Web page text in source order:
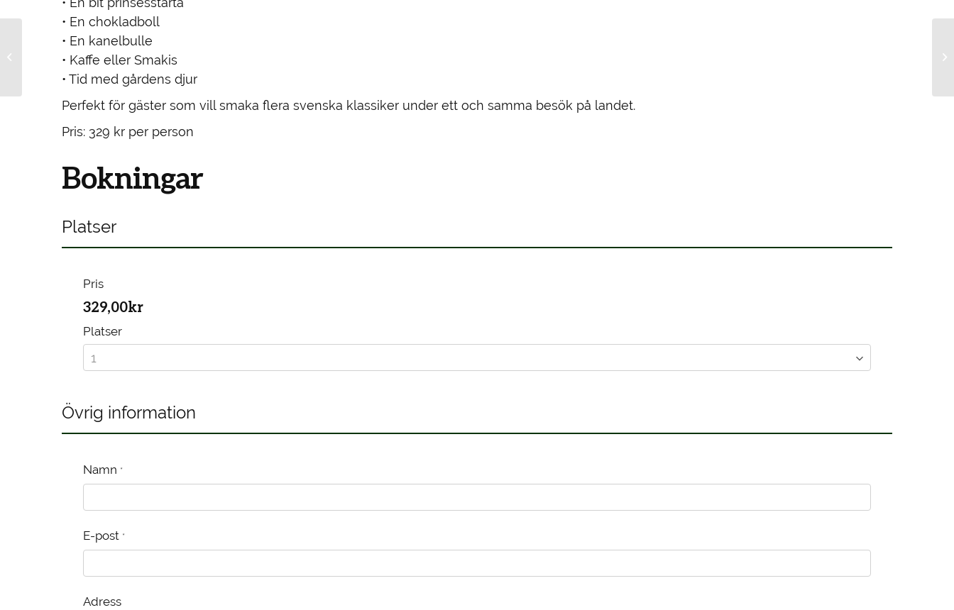
• En chokladboll
• En kanelbulle
• Kaffe eller Smakis
• Tid med gårdens djur
Perfekt för gäster som vill smaka flera svenska klassiker under ett och samma besök på landet.
Pris: 329 kr per person
Bokningar
Platser
Pris
329,00kr
Platser
Övrig information
Namn *
E-post *
Adress
Swedish Fika & Farm
Experience –
Prinsesstårta